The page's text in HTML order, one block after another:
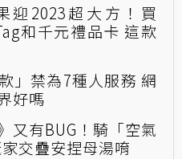
2023超大方！買
和千元禮品卡 這款
」禁為7種人服務 網
好嗎
又有BUG！騎「空氣
交疊安捏母湯唷